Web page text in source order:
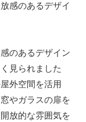
感のあるデザイ
のあるデザイン
見られました
外空間を活用
やガラスの扉を
放的な雰囲気を